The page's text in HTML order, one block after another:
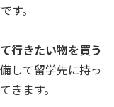
す。
行きたい物を買う
して留学先に持っ
きます。